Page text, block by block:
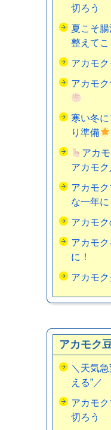
切ろう
夏こそ
整えてこ
アカモ
アカモ
寒い冬
り準備
アカ
アカモ
アカモ
な一年に
アカモ
アカモ
に！
アカモ
アカモク
＼天気
える”／
アカモ
切ろう